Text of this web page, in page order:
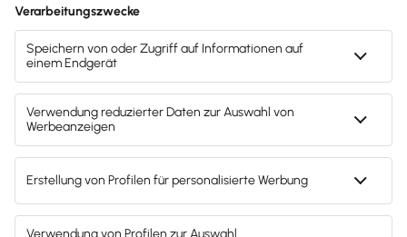
Spesenfuchs für die Lexware Office
Coaches
Gibt es für den Verkauf der
Produkte eine Provision?
Coaches?